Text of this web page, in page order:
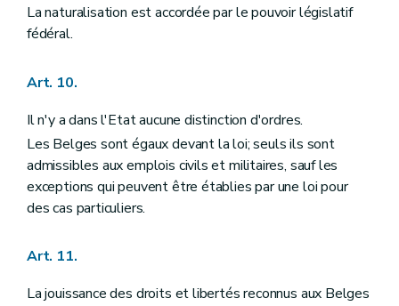
Art. 120
Art. 125
Art. 126
Section II Des compétences
Sous-section première Des compétences des communautés
Art. 127
Art. 128
Art. 129
Art. 133
Sous-section II Des compétences des régions
La naturalisation est accordée par le pouvoir législatif
fédéral.
Art. 10.
Il n'y a dans l'Etat aucune distinction d'ordres.
Les Belges sont égaux devant la loi; seuls ils sont
admissibles aux emplois civils et militaires, sauf les
exceptions qui peuvent être établies par une loi pour
des cas particuliers.
Art. 11.
La jouissance des droits et libertés reconnus aux Belges